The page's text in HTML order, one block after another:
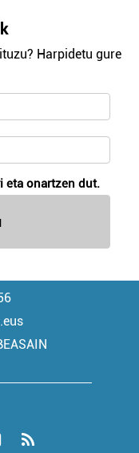
Harpidetu gure
eta onartzen dut.